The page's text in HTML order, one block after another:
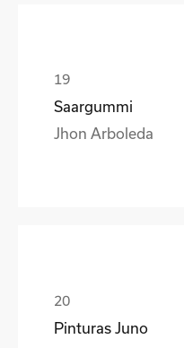
Saargummi
Jhon Arboleda
Pinturas Juno